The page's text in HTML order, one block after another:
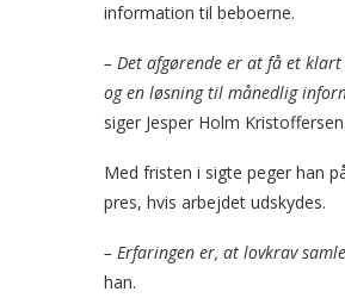
information til beboerne.
– Det afgørende er at få et
og en løsning til månedlig
siger Jesper Holm Kristoffersen.
Med fristen i sigte peger han
pres, hvis arbejdet udskydes.
– Erfaringen er, at lovkrav
han.